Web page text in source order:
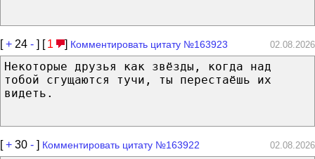
[+ 24 - ] [ 1 ] Комментировать цитату №163923 02.08.2026
Некоторые друзья как звёзды, когда над
тобой сгущаются тучи, ты перестаёшь их
видеть.
[+ 30 - ] Комментировать цитату №163922 02.08.2026